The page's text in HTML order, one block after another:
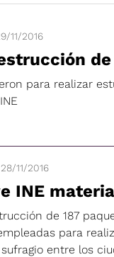
11/2016
para realizar
28/11/2016
INE
de 187
para
entre los